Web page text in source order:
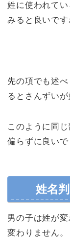
姓に使われて
みると良いです
先の項でも述
るとさんずい
このように同
偏らずに良い
姓名
男の子は姓が
変わりません。